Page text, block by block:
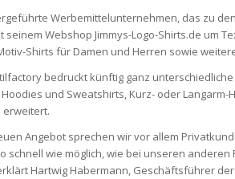
Werbemittelunternehmen, das zu
seinem Webshop Jimmys-Logo-Shirts.de um
Shirts für Damen und Herren sowie
bedruckt künftig ganz
und Sweatshirts, Kurz- oder
erweitert.
Angebot sprechen wir vor allem
schnell wie möglich, wie bei unseren
Hartwig Habermann, Geschäftsführer